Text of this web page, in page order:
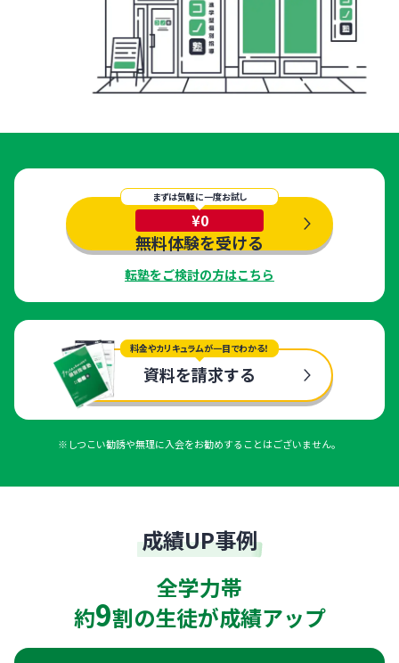
まずは気軽に一度お試し
¥0
無料体験を受ける
転塾をご検討の方はこちら
料金やカリキュラムが一目でわかる！
資料を請求する
※しつこい勧誘や無理に入会をお勧めすることはございません。
成績UP事例
全学力帯
約9割の生徒が成績アップ